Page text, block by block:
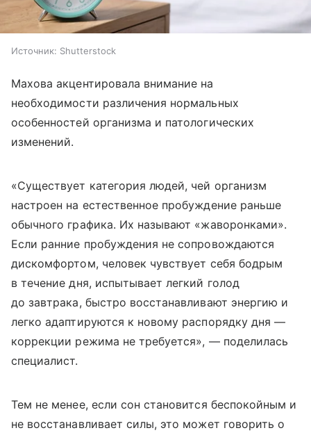
Источник: Shutterstock
Махова акцентировала внимание на
необходимости различения нормальных
особенностей организма и патологических
изменений.
«Существует категория людей, чей организм
настроен на естественное пробуждение раньше
обычного графика. Их называют «жаворонками».
Если ранние пробуждения не сопровождаются
дискомфортом, человек чувствует себя бодрым
в течение дня, испытывает легкий голод
до завтрака, быстро восстанавливают энергию и
легко адаптируются к новому распорядку дня —
коррекции режима не требуется», — поделилась
специалист.
Тем не менее, если сон становится беспокойным и
не восстанавливает силы, это может говорить о